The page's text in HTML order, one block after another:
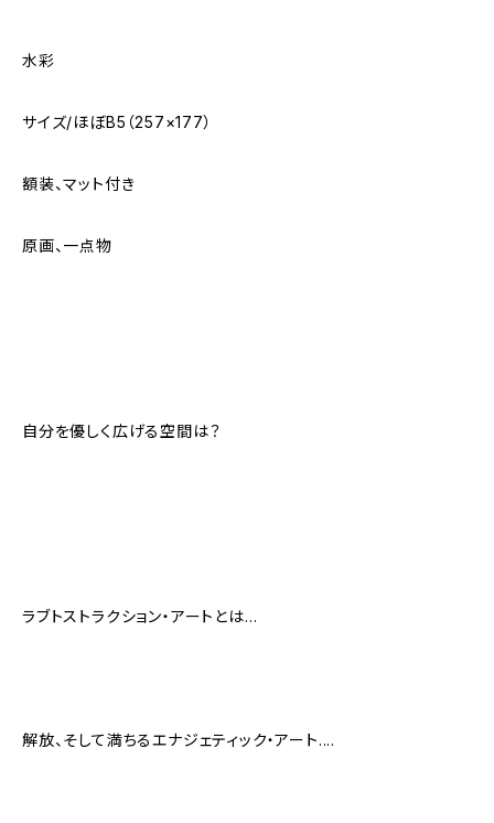
水彩
サイズ/ほぼB5（257×177）
額装、マット付き
原画、一点物
自分を優しく広げる空間は？
ラブトストラクション・アートとは…
解放、そして満ちるエナジェティック・アート....